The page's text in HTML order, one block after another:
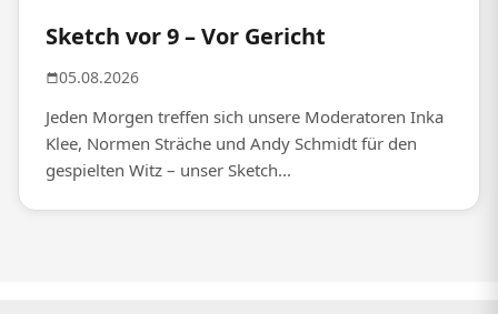
Sketch vor 9 – Vor Gericht
05.08.2026
Jeden Morgen treffen sich unsere Moderatoren Inka
Klee, Normen Sträche und Andy Schmidt für den
gespielten Witz – unser Sketch...